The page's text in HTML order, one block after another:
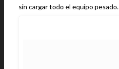
sin cargar todo el equipo pesado.